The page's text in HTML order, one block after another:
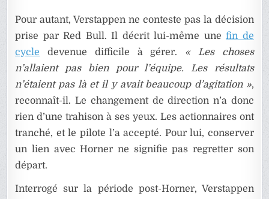
Pour autant, Verstappen ne conteste pas la décision
prise par Red Bull. Il décrit lui-même unefin de
cycle devenue difficile à gérer. « Les choses
n’allaient pas bien pour l’équipe. Les résultats
n’étaient pas là et il y avait beaucoup d’agitation »,
reconnaît-il. Le changement de direction n’a donc
rien d’une trahison à ses yeux. Les actionnaires ont
tranché, et le pilote l’a accepté. Pour lui, conserver
un lien avec Horner ne signifie pas regretter son
départ.
Interrogé sur la période post-Horner, Verstappen